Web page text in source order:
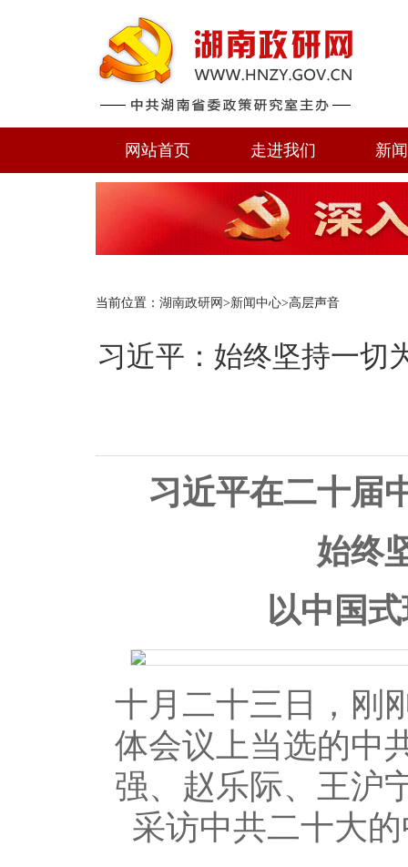
网站首页 走进我们 新
当前位置： 湖南政研网 >新闻中心>高层声音
习近平：始终坚持一切
习近平在二十届
始终
以中国
十月二十三日，刚
体会议上当选的中
强、赵乐际、王沪
采访中共二十大